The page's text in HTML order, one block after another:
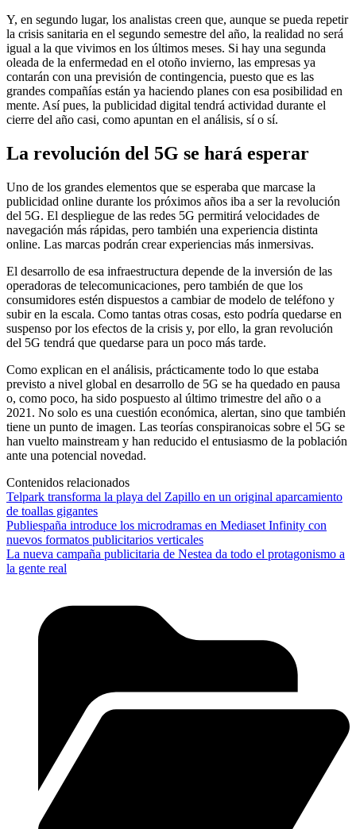
Y, en segundo lugar, los analistas creen que, aunque se pueda repetir
la crisis sanitaria en el segundo semestre del año, la realidad no será
igual a la que vivimos en los últimos meses. Si hay una segunda
oleada de la enfermedad en el otoño invierno, las empresas ya
contarán con una previsión de contingencia, puesto que es las
grandes compañías están ya haciendo planes con esa posibilidad en
mente. Así pues, la publicidad digital tendrá actividad durante el
cierre del año casi, como apuntan en el análisis, sí o sí.
La revolución del 5G se hará esperar
Uno de los grandes elementos que se esperaba que marcase la
publicidad online durante los próximos años iba a ser la revolución
del 5G. El despliegue de las redes 5G permitirá velocidades de
navegación más rápidas, pero también una experiencia distinta
online. Las marcas podrán crear experiencias más inmersivas.
El desarrollo de esa infraestructura depende de la inversión de las
operadoras de telecomunicaciones, pero también de que los
consumidores estén dispuestos a cambiar de modelo de teléfono y
subir en la escala. Como tantas otras cosas, esto podría quedarse en
suspenso por los efectos de la crisis y, por ello, la gran revolución
del 5G tendrá que quedarse para un poco más tarde.
Como explican en el análisis, prácticamente todo lo que estaba
previsto a nivel global en desarrollo de 5G se ha quedado en pausa
o, como poco, ha sido pospuesto al último trimestre del año o a
2021. No solo es una cuestión económica, alertan, sino que también
tiene un punto de imagen. Las teorías conspiranoicas sobre el 5G se
han vuelto mainstream y han reducido el entusiasmo de la población
ante una potencial novedad.
Contenidos relacionados
Telpark transforma la playa del Zapillo en un original aparcamiento
de toallas gigantes
Publiespaña introduce los microdramas en Mediaset Infinity con
nuevos formatos publicitarios verticales
La nueva campaña publicitaria de Nestea da todo el protagonismo a
la gente real